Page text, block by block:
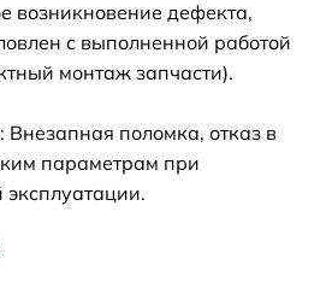
возникновение дефекта,
с выполненной работой
монтаж запчасти).
поломка, отказ в
параметрам при